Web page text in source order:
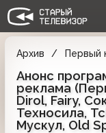
Архив Первый
Анонс
реклама
Dirol, Fairy,
Техносила,
Мускул, Old